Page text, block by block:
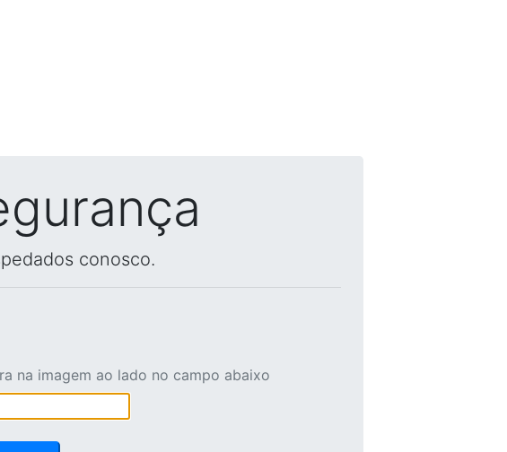
conosco.
na imagem ao lado no campo abaixo